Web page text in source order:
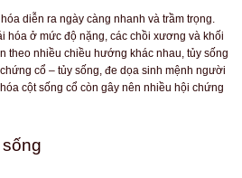
diễn ra ngày càng nhanh và trầm trọng.
hóa ở mức độ nặng, các chồi xương và khối
theo nhiều chiều hướng khác nhau, tủy sống
cổ – tủy sống, đe dọa sinh mệnh người
cột sống cổ còn gây nên nhiều hội chứng